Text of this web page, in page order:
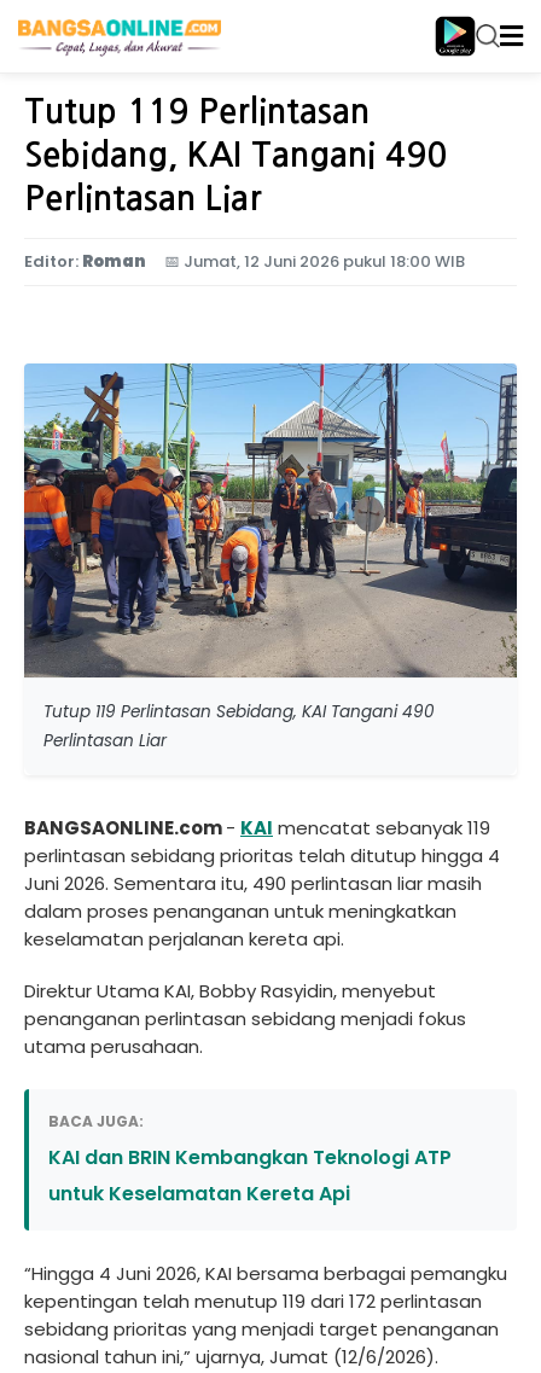
Home Birokrasi
Tutup 119 Perlintasan
Sebidang, KAI Tangani 490
Perlintasan Liar
Editor: Roman 📅 Jumat, 12 Juni 2026 pukul 18:00 WIB
Tutup 119 Perlintasan Sebidang, KAI Tangani 490
Perlintasan Liar
BANGSAONLINE.com- KAI mencatat sebanyak 119
perlintasan sebidang prioritas telah ditutup hingga 4
Juni 2026. Sementara itu, 490 perlintasan liar masih
dalam proses penanganan untuk meningkatkan
keselamatan perjalanan kereta api.
Direktur Utama KAI, Bobby Rasyidin, menyebut
penanganan perlintasan sebidang menjadi fokus
utama perusahaan.
BACA JUGA:
KAI dan BRIN Kembangkan Teknologi ATP
untuk Keselamatan Kereta Api
“Hingga 4 Juni 2026, KAI bersama berbagai pemangku
kepentingan telah menutup 119 dari 172 perlintasan
sebidang prioritas yang menjadi target penanganan
nasional tahun ini,” ujarnya, Jumat (12/6/2026).